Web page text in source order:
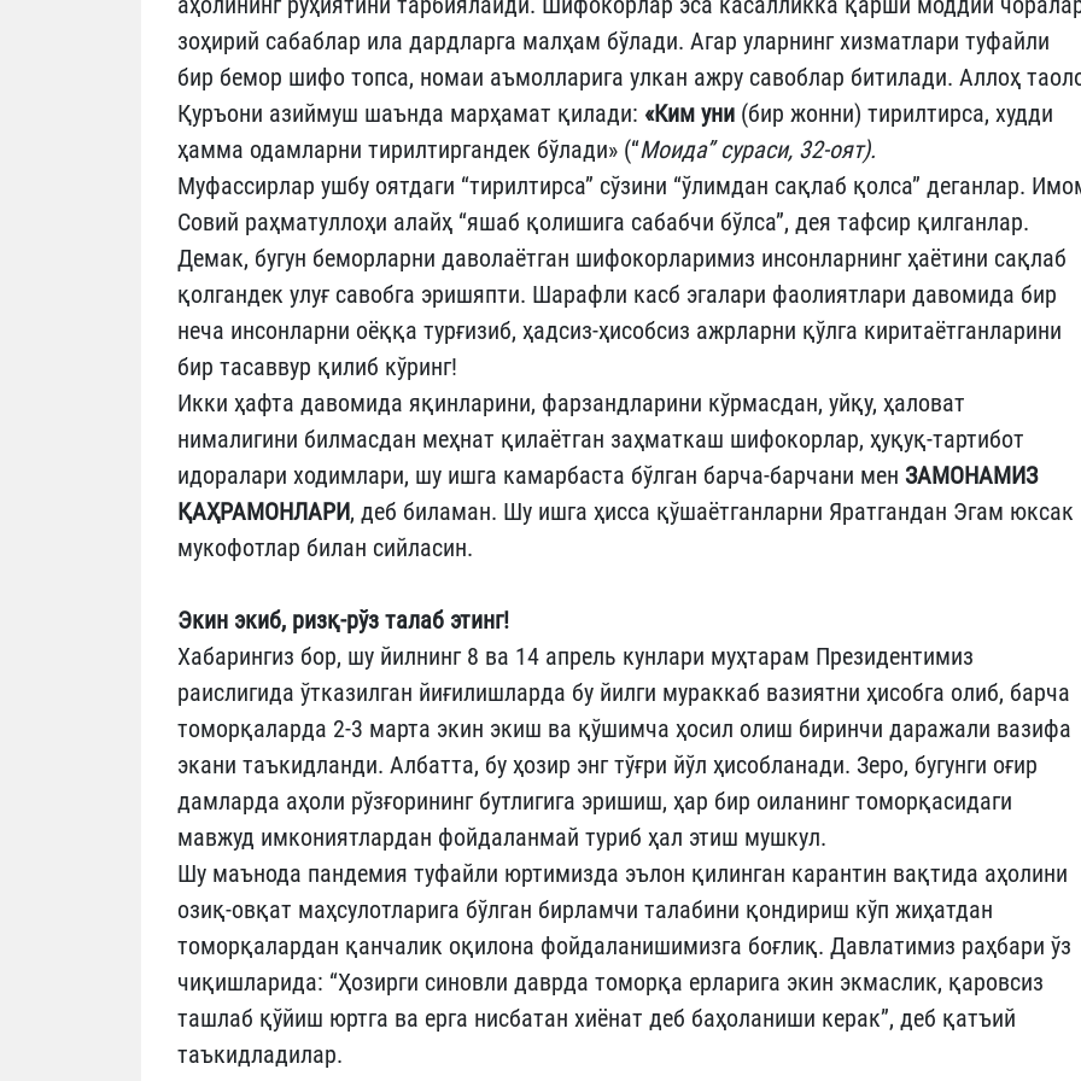
зоҳирий сабаблар ила дардларга малҳам бўлади. Агар уларнинг хизматлари туфайли
бир бемор шифо топса, номаи аъмолларига улкан ажру савоблар битилади. Аллоҳ
Қуръони азиймуш шаънда марҳамат қилади: «Ким уни (бир жонни) тирилтирса, худди
ҳамма одамларни тирилтиргандек бўлади» (“Моида” сураси, 32-оят).
Муфассирлар ушбу оятдаги “тирилтирса” сўзини “ўлимдан сақлаб қолса” деганлар.
Совий раҳматуллоҳи алайҳ “яшаб қолишига сабабчи бўлса”, дея тафсир қилганлар.
Демак, бугун беморларни даволаётган шифокорларимиз инсонларнинг ҳаётини сақлаб
қолгандек улуғ савобга эришяпти. Шарафли касб эгалари фаолиятлари давомида бир
неча инсонларни оёққа турғизиб, ҳадсиз-ҳисобсиз ажрларни қўлга киритаётганларини
бир тасаввур қилиб кўринг!
Икки ҳафта давомида яқинларини, фарзандларини кўрмасдан, уйқу, ҳаловат
нималигини билмасдан меҳнат қилаётган заҳматкаш шифокорлар, ҳуқуқ-тартибот
идоралари ходимлари, шу ишга камарбаста бўлган барча-барчани мен ЗАМОНАМИЗ
ҚАҲРАМОНЛАРИ, деб биламан. Шу ишга ҳисса қўшаётганларни Яратгандан Эгам юксак
мукофотлар билан сийласин.
Экин экиб, ризқ-рўз талаб этинг!
Хабарингиз бор, шу йилнинг 8 ва 14 апрель кунлари муҳтарам Президентимиз
раислигида ўтказилган йиғилишларда бу йилги мураккаб вазиятни ҳисобга олиб, барча
томорқаларда 2-3 марта экин экиш ва қўшимча ҳосил олиш биринчи даражали вазифа
экани таъкидланди. Албатта, бу ҳозир энг тўғри йўл ҳисобланади. Зеро, бугунги оғир
дамларда аҳоли рўзғорининг бутлигига эришиш, ҳар бир оиланинг томорқасидаги
мавжуд имкониятлардан фойдаланмай туриб ҳал этиш мушкул.
Шу маънода пандемия туфайли юртимизда эълон қилинган карантин вақтида аҳолини
озиқ-овқат маҳсулотларига бўлган бирламчи талабини қондириш кўп жиҳатдан
томорқалардан қанчалик оқилона фойдаланишимизга боғлиқ. Давлатимиз раҳбари ўз
чиқишларида: “Ҳозирги синовли даврда томорқа ерларига экин экмаслик, қаровсиз
ташлаб қўйиш юртга ва ерга нисбатан хиёнат деб баҳоланиши керак”, деб қатъий
таъкидладилар.